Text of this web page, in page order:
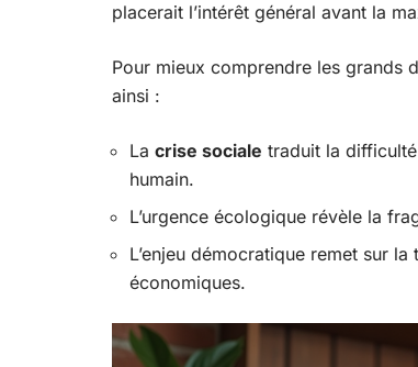
placerait l’intérêt général avant la
Pour mieux comprendre les grands
ainsi :
La crise sociale traduit la
humain.
L’urgence écologique révèle la
L’enjeu démocratique remet sur
économiques.